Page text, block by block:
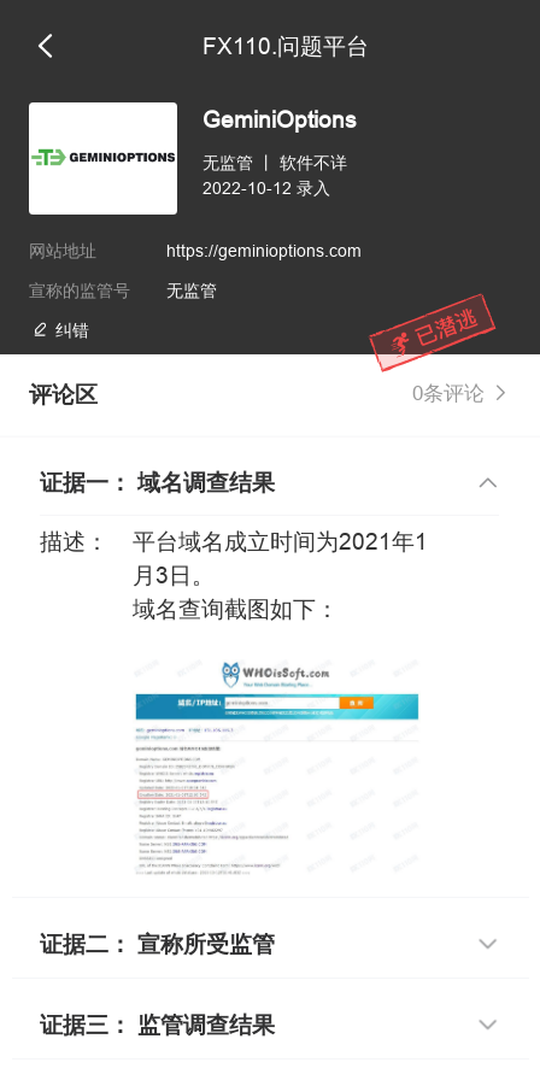
FX110.问题平台
GeminiOptions
无监管
软件不详
2022-10-12 录入
网站地址 https://geminioptions.com
宣称的监管号 无监管
纠错
评论区 0条评论
证据一： 域名调查结果
描述：
平台域名成立时间为2021年1
月3日。
域名查询截图如下：
证据二： 宣称所受监管
证据三： 监管调查结果